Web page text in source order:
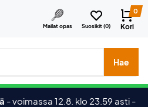
Mailat opas Suosikit (0)
0
Kori
jne.
Hae
-voimassa 12.8. klo 23.59 asti -